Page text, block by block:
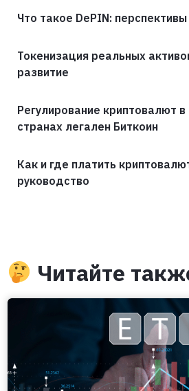
Что такое DePIN:
Токенизация реальных
развитие
Регулирование криптовалют в
странах легален Биткоин
Как и где платить
руководство
Читайте